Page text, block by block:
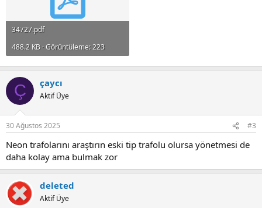
34727.pdf
488.2 KB · Görüntüleme: 223
Ç çaycı
Aktif Üye
30 Ağustos 2025 #3
Neon trafolarını araştırın eski tip trafolu olursa yönetmesi de
daha kolay ama bulmak zor
deleted
Aktif Üye